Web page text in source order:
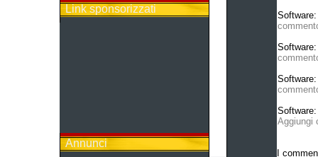
Link sponsorizzati
Annunci
Aggiungi
I